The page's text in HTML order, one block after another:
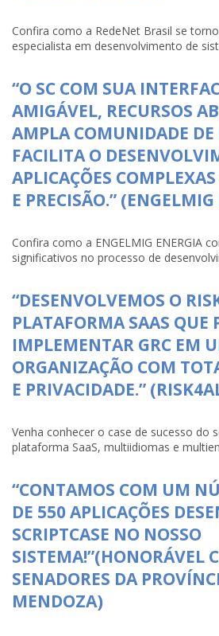
Confira como a RedeNet Brasil se
especialista em desenvolvimento de
“O SC COM SUA
AMIGÁVEL, RECURSOS
AMPLA COMUNIDADE DE
FACILITA O
APLICAÇÕES
E PRECISÃO.”
Confira como a ENGELMIG ENERGIA
significativos no processo de
“DESENVOLVEMOS O
PLATAFORMA SAAS QUE
IMPLEMENTAR GRC EM
ORGANIZAÇÃO COM
E PRIVACIDADE.”
Venha conhecer o case de sucesso do
plataforma SaaS, multiidiomas e
“CONTAMOS COM UM
DE 550 APLICAÇÕES
SCRIPTCASE NO NOSSO
SISTEMA!”(HONORÁVEL
SENADORES DA
MENDOZA)